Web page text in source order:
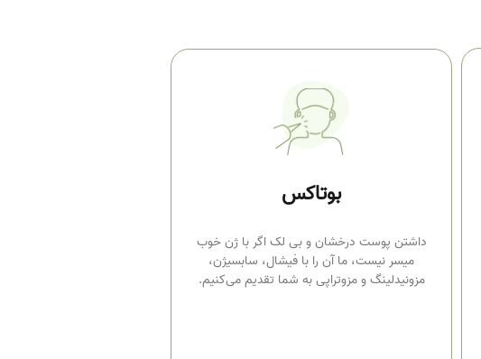
بوتاکس
داشتن پوست درخشان و بی لک اگر با ژن خوب
میسر نیست، ما آن را با فیشال، سابسیژن،
مزونیدلینگ و مزوتراپی به شما تقدیم می‌کنیم.